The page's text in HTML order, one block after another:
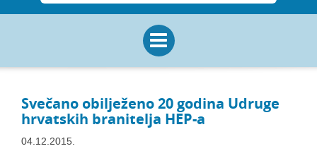
Svečano obilježeno 20 godina Udruge
hrvatskih branitelja HEP-a
04.12.2015.